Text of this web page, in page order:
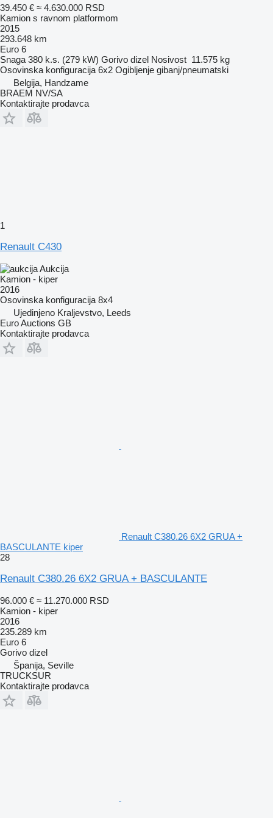
39.450 € ≈ 4.630.000 RSD
Kamion s ravnom platformom
2015
293.648 km
Euro 6
Snaga 380 k.s. (279 kW) Gorivo dizel Nosivost 11.575 kg
Osovinska konfiguracija 6x2 Ogibljenje gibanj/pneumatski
Belgija, Handzame
BRAEM NV/SA
Kontaktirajte prodavca
1
Renault C430
Aukcija
Kamion - kiper
2016
Osovinska konfiguracija 8x4
Ujedinjeno Kraljevstvo, Leeds
Euro Auctions GB
Kontaktirajte prodavca
Renault C380.26 6X2 GRUA +
BASCULANTE kiper
28
Renault C380.26 6X2 GRUA + BASCULANTE
96.000 € ≈ 11.270.000 RSD
Kamion - kiper
2016
235.289 km
Euro 6
Gorivo dizel
Španija, Seville
TRUCKSUR
Kontaktirajte prodavca